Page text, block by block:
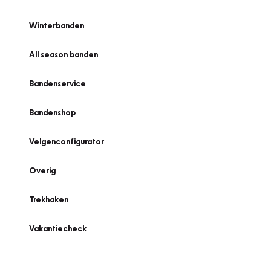
Winterbanden
All season banden
Bandenservice
Bandenshop
Velgenconfigurator
Overig
Trekhaken
Vakantiecheck